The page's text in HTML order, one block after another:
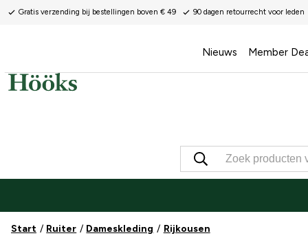
Gratis verzending bij bestellingen boven € 49 90 dagen retourrecht voor leden
Nieuws Member
Start Ruiter Dameskleding Rijkousen